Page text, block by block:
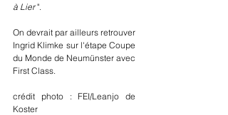
à Lier ".
On devrait par ailleurs retrouver
Ingrid Klimke sur l'étape Coupe
du Monde de Neumünster avec
First Class.
crédit photo : FEI/Leanjo de
Koster